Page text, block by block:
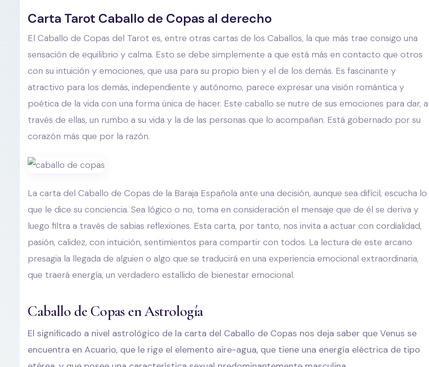
Carta Tarot Caballo de Copas al derecho
El Caballo de Copas del Tarot es, entre otras cartas de los Caballos, la que más trae consigo una
sensación de equilibrio y calma. Esto se debe simplemente a que está más en contacto que otros
con su intuición y emociones, que usa para su propio bien y el de los demás. Es fascinante y
atractivo para los demás, independiente y autónomo, parece expresar una visión romántica y
poética de la vida con una forma única de hacer. Este caballo se nutre de sus emociones para dar, a
través de ellas, un rumbo a su vida y la de las personas que lo acompañan. Está gobernado por su
corazón más que por la razón.
La carta del Caballo de Copas de la Baraja Española ante una decisión, aunque sea difícil, escucha lo
que le dice su conciencia. Sea lógico o no, toma en consideración el mensaje que de él se deriva y
luego filtra a través de sabias reflexiones. Esta carta, por tanto, nos invita a actuar con cordialidad,
pasión, calidez, con intuición, sentimientos para compartir con todos. La lectura de este arcano
presagia la llegada de alguien o algo que se traducirá en una experiencia emocional extraordinaria,
que traerá energía, un verdadero estallido de bienestar emocional.
Caballo de Copas en Astrología
El significado a nivel astrológico de la carta del Caballo de Copas nos deja saber que Venus se
encuentra en Acuario, que le rige el elemento aire-agua, que tiene una energía eléctrica de tipo